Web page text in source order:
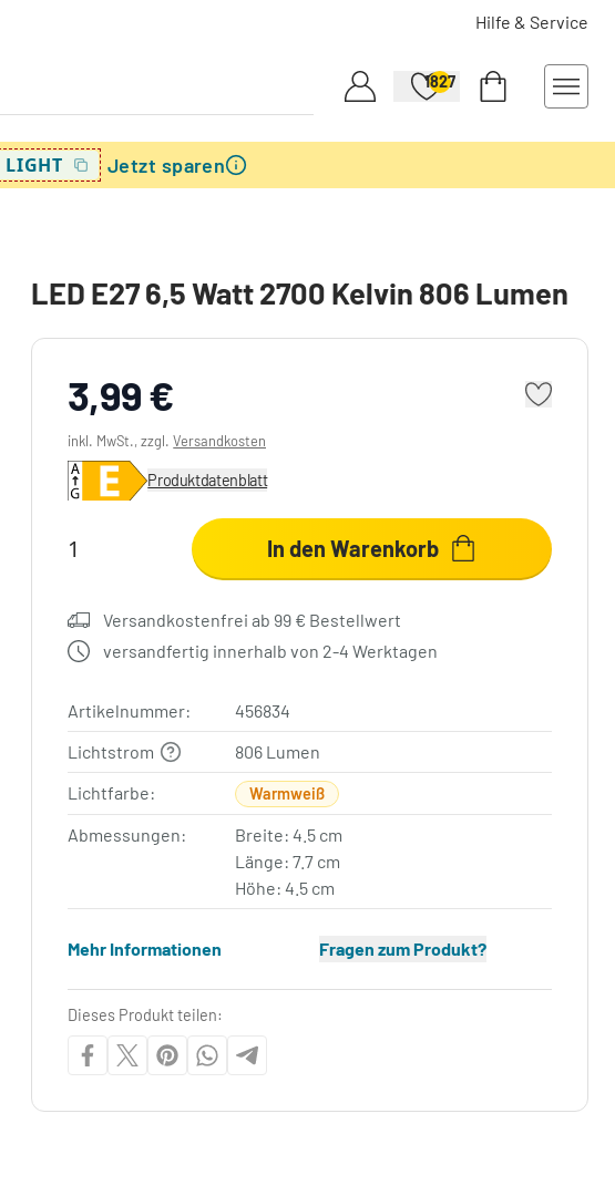
Hilfe & Service
1827
LIGHT Jetzt sparen
LED E27 6,5 Watt 2700 Kelvin 806 Lumen
3,99 €
inkl. MwSt., zzgl.Versandkosten
Produktdatenblatt
In den Warenkorb
Versandkostenfrei ab 99 € Bestellwert
versandfertig innerhalb von 2-4 Werktagen
Artikelnummer:
456834
Lichtstrom
806 Lumen
Lichtfarbe:
Warmweiß
Abmessungen:
Breite: 4.5 cm
Länge: 7.7 cm
Höhe: 4.5 cm
Mehr Informationen Fragen zum Produkt?
Dieses Produkt teilen: